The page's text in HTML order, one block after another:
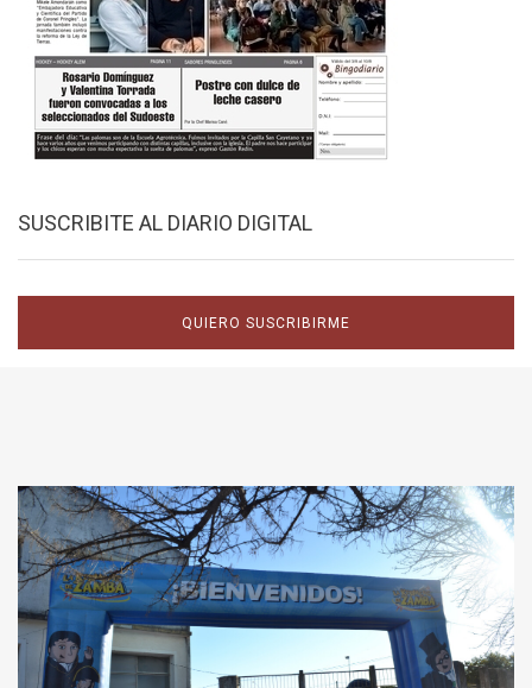
SUSCRIBITE AL DIARIO DIGITAL
QUIERO SUSCRIBIRME